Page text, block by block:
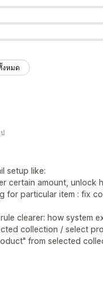
งหมด
setup like:
certain amount, unlock
for particular item : fix
clearer: how system
collection / select
from selected